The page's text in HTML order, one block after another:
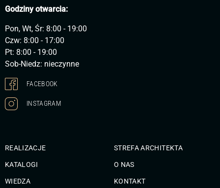
Godziny otwarcia:
Pon, Wt, Śr: 8:00 - 19:00
Czw: 8:00 - 17:00
Pt: 8:00 - 19:00
Sob-Niedz: nieczynne
FACEBOOK
INSTAGRAM
REALIZACJE
KATALOGI
WIEDZA
STREFA ARCHITEKTA
O NAS
KONTAKT